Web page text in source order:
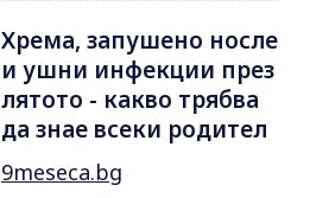
Хрема, запушено носле
и ушни инфекции през
лятотo - какво трябва
да знае всеки родител
9meseca.bg